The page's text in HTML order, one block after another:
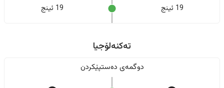
19 ئینج 19 ئینج
تەکنەلۆجیا
دوگمەی دەستپێکردن